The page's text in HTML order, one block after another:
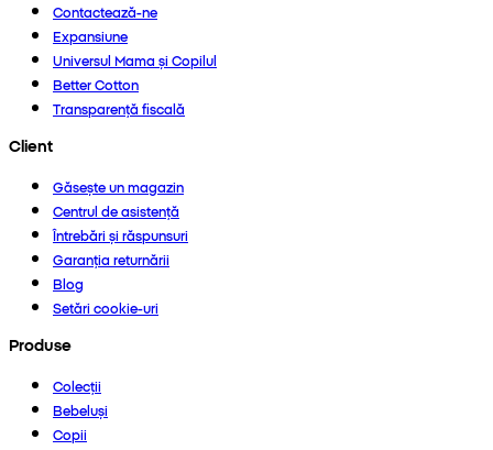
Contactează-ne
Expansiune
Universul Mama și Copilul
Better Cotton
Transparență fiscală
Client
Găsește un magazin
Centrul de asistență
Întrebări și răspunsuri
Garanția returnării
Blog
Setări cookie-uri
Produse
Colecții
Bebeluși
Copii